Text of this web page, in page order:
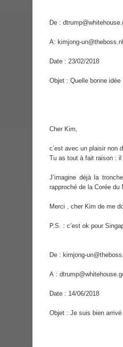
De :
A: kimjong-
Date : 23/02/2018
Objet : Quelle bonne idée
Cher Kim,
c’est avec un plaisir non
Tu as tout à fait raison :
J’imagine déjà la
rapproché de la Corée du
Merci , cher Kim de me
P.S. : c’est ok pour
De : kimjong-
A :
Date : 14/06/2018
Objet : Je suis bien arrivé